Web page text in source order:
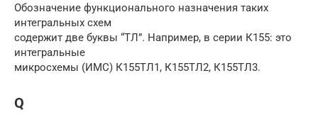
Обозначение функционального назначения таких
интегральных схем
содержит две буквы “ТЛ”. Например, в серии К155: это
интегральные
микросхемы (ИМС) К155ТЛ1, К155ТЛ2, К155ТЛ3.
Q